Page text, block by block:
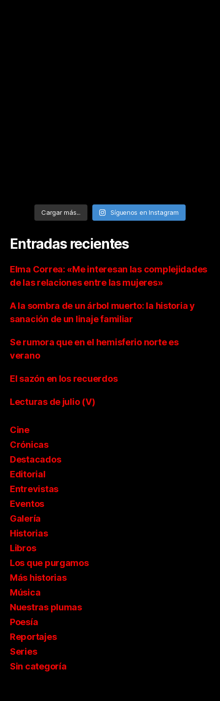
Cargar más... Síguenos en Instagram
Entradas recientes
Elma Correa: «Me interesan las complejidades
de las relaciones entre las mujeres»
A la sombra de un árbol muerto: la historia y
sanación de un linaje familiar
Se rumora que en el hemisferio norte es
verano
El sazón en los recuerdos
Lecturas de julio (V)
Cine
Crónicas
Destacados
Editorial
Entrevistas
Eventos
Galería
Historias
Libros
Los que purgamos
Más historias
Música
Nuestras plumas
Poesía
Reportajes
Series
Sin categoría